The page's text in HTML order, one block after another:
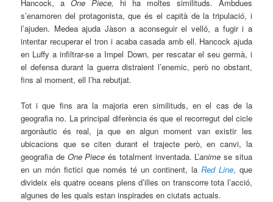
Hancock, aOne Piece,
hi ha moltes similituds. Ambdues
s’enamoren del protagonista, que és el capità de la tripulació, i
l’ajuden. Medea ajuda Jàson a aconseguir el velló, a fugir i a
intentar recuperar el tron i acaba casada amb ell. Hancock ajuda
en Luffy a infiltrar-se a Impel Down, per rescatar el seu germà, i
el defensa durant la guerra distraient l’enemic, però no obstant,
fins al moment, ell l’ha rebutjat.
Tot i que fins ara la majoria eren similituds, en el cas de la
geografia no. La principal diferència és que el recorregut del cicle
argonàutic és real, ja que en algun moment van existir les
ubicacions que se citen durant el trajecte però, en canvi, la
geografia de One Piece és totalment inventada. L’anime se situa
en un món fictici que només té un continent, la Red Line, que
divideix els quatre oceans plens d’illes on transcorre tota l’acció,
algunes de les quals estan inspirades en ciutats actuals.